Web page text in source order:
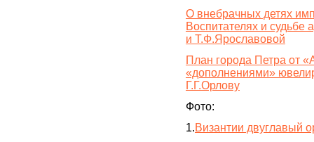
О внебрачных детях
Воспитателях и судьбе
и Т.Ф.Ярославовой
План города Петра от
«дополнениями»
Г.Г.Орлову
Фото:
1.Византии двуглавый